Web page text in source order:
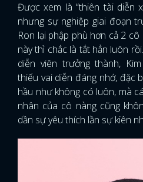
ĐĂNG
Được xem là “thiên tài diễn
nhưng sự nghiệp giai đoạn
Ron lại phập phù hơn cả 2
này thì chắc là tắt hẳn luôn
diễn viên trưởng thành,
thiếu vai diễn đáng nhớ, đặc
hầu như không có luôn, mà
nhân của cô nàng cũng
dần sự yêu thích lần sự kiên